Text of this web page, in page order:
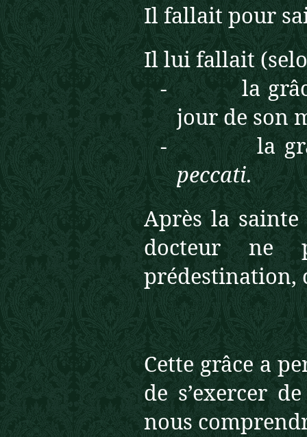
Il fallait pour
Il lui fallait
- la grâce
jour de son
- la grâce
peccati.
Après la
docteur ne
prédestination,
Cette grâce a
de s’exercer
nous